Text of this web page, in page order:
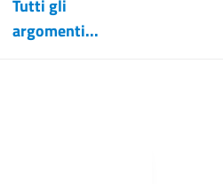
Tutti gli
argomenti...